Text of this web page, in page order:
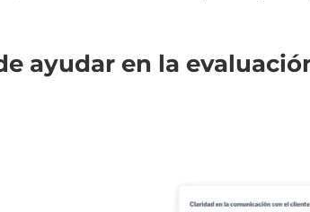
ayudar en la